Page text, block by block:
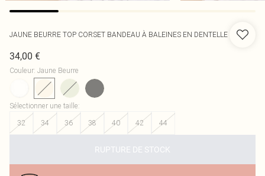
JAUNE BEURRE TOP CORSET BANDEAU À BALEINES EN DENTELLE
34,00 €
Couleur: Jaune Beurre
Sélectionner une taille:
32
34 36 38 40 42 44
RUPTURE DE STOCK